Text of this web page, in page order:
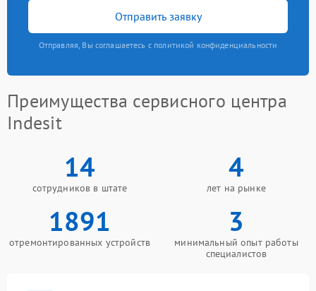
Отправить заявку
Отправляя, Вы соглашаетесь с политикой конфиденциальности
Преимущества сервисного центра
Indesit
14
сотрудников в штате
4
лет на рынке
1891
отремонтированных устройств
3
минимальный опыт работы
специалистов